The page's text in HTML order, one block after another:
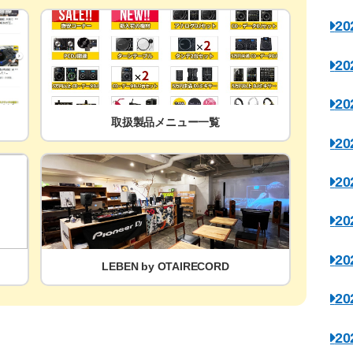
取扱製品メニュー一覧
LEBEN by OTAIRECORD